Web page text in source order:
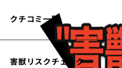
クチコミ一覧
害獣リスクチェック